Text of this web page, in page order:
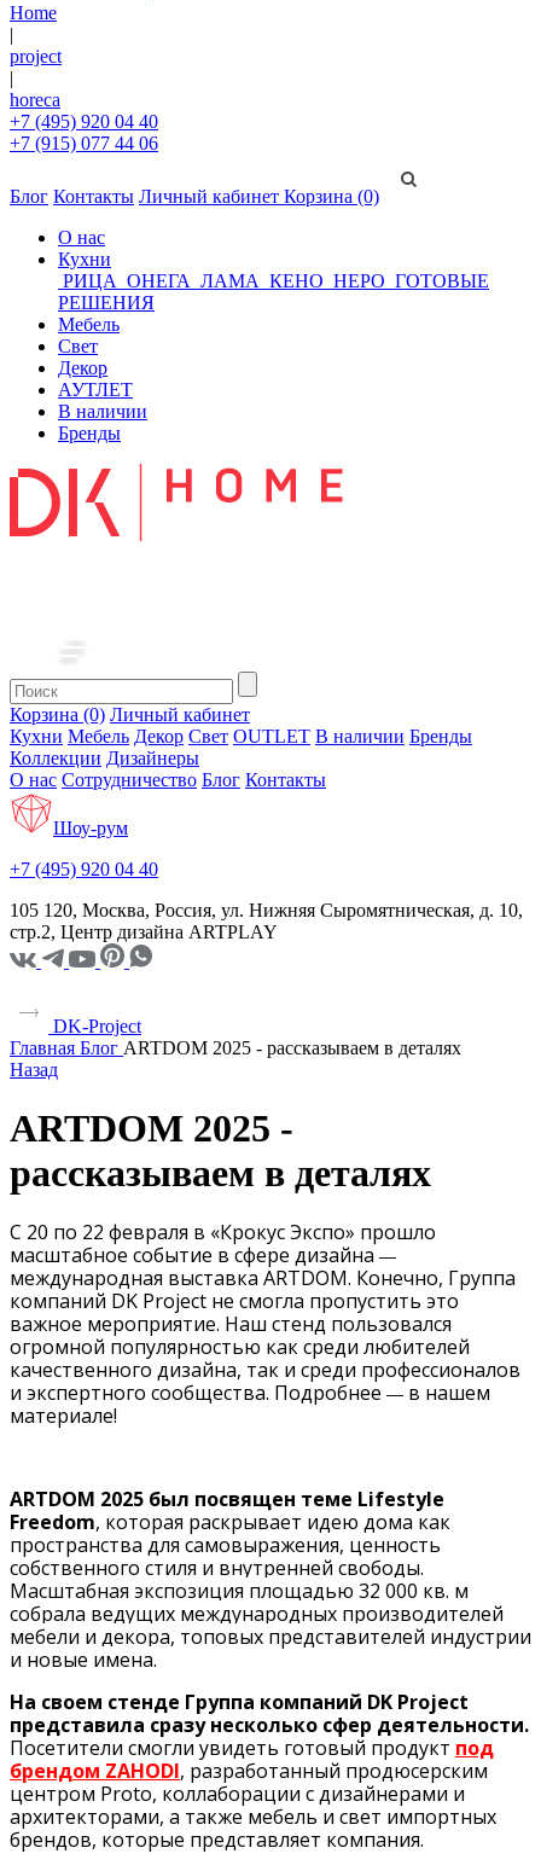
Home
|
project
|
horeca
+7 (495) 920 04 40
+7 (915) 077 44 06
Блог Контакты Личный кабинет Корзина (0)
О нас
Кухни
РИЦА ОНЕГА ЛАМА КЕНО НЕРО ГОТОВЫЕ
РЕШЕНИЯ
Мебель
Свет
Декор
АУТЛЕТ
В наличии
Бренды
Корзина (0) Личный кабинет
Кухни Мебель Декор Свет OUTLET В наличии Бренды
Коллекции Дизайнеры
О нас Сотрудничество Блог Контакты
Шоу-рум
+7 (495) 920 04 40
105 120, Москва, Россия, ул. Нижняя Сыромятническая, д. 10,
стр.2, Центр дизайна ARTPLAY
DK-Project
Главная Блог ARTDOM 2025 - рассказываем в деталях
Назад
ARTDOM 2025 -
рассказываем в деталях
С 20 по 22 февраля в «Крокус Экспо» прошло
масштабное событие в сфере дизайна —
международная выставка ARTDOM. Конечно, Группа
компаний DK Project не смогла пропустить это
важное мероприятие. Наш стенд пользовался
огромной популярностью как среди любителей
качественного дизайна, так и среди профессионалов
и экспертного сообщества. Подробнее — в нашем
материале!
ARTDOM 2025 был посвящен теме Lifestyle
Freedom, которая раскрывает идею дома как
пространства для самовыражения, ценность
собственного стиля и внутренней свободы.
Масштабная экспозиция площадью 32 000 кв. м
собрала ведущих международных производителей
мебели и декора, топовых представителей индустрии
и новые имена.
На своем стенде Группа компаний DK Project
представила сразу несколько сфер деятельности.
Посетители смогли увидеть готовый продукт под
брендом ZAHODI, разработанный продюсерским
центром Proto, коллаборации с дизайнерами и
архитекторами, а также мебель и свет импортных
брендов, которые представляет компания.